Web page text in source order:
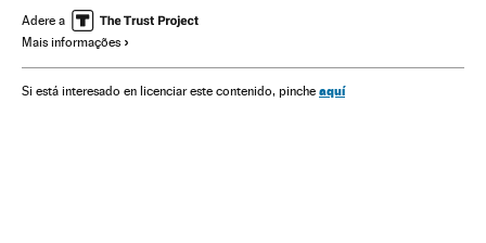
Explosões Transporte urbano
Transporte ferroviário
Adere a
Mais informações
Si está interesado en licenciar este contenido, pinche aquí